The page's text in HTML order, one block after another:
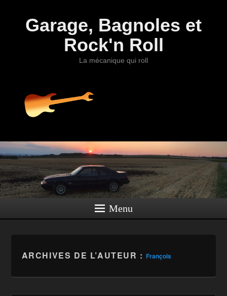
Garage, Bagnoles et
Rock'n Roll
La mécanique qui roll
Menu
ARCHIVES DE L’AUTEUR : François